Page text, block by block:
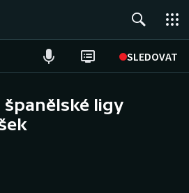
SLEDOVAT
ligy